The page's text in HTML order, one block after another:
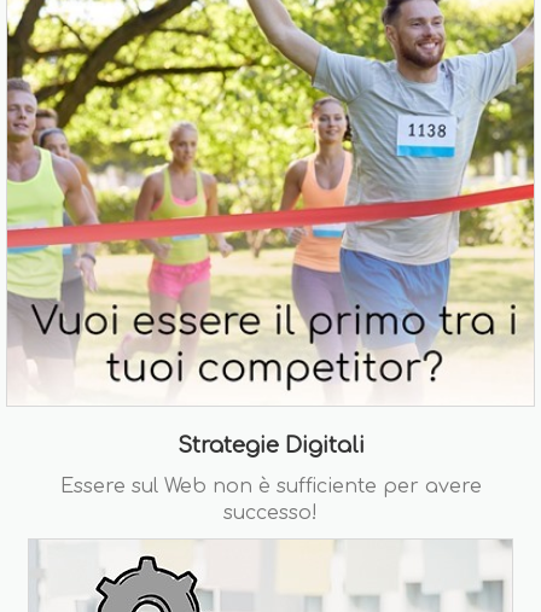
Strategie Digitali
Essere sul Web non è sufficiente per avere
successo!